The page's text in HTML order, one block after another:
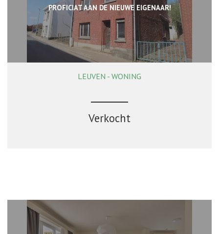
PROFICIAT AAN DE NIEUWE EIGENAAR!
144 m² 3 1
LEUVEN - WONING
Verkocht